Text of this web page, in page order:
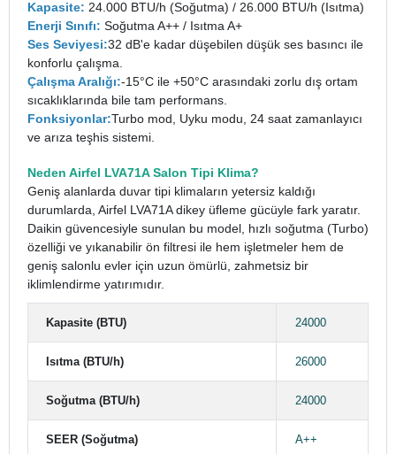
Kapasite: 24.000 BTU/h (Soğutma) / 26.000 BTU/h (Isıtma)
Enerji Sınıfı: Soğutma A++ / Isıtma A+
Ses Seviyesi:32 dB'e kadar düşebilen düşük ses basıncı ile
konforlu çalışma.
Çalışma Aralığı:-15°C ile +50°C arasındaki zorlu dış ortam
sıcaklıklarında bile tam performans.
Fonksiyonlar:Turbo mod, Uyku modu, 24 saat zamanlayıcı
ve arıza teşhis sistemi.
Neden Airfel LVA71A Salon Tipi Klima?
Geniş alanlarda duvar tipi klimaların yetersiz kaldığı
durumlarda, Airfel LVA71A dikey üfleme gücüyle fark yaratır.
Daikin güvencesiyle sunulan bu model, hızlı soğutma (Turbo)
özelliği ve yıkanabilir ön filtresi ile hem işletmeler hem de
geniş salonlu evler için uzun ömürlü, zahmetsiz bir
iklimlendirme yatırımıdır.
Kapasite (BTU) 24000
Isıtma (BTU/h) 26000
Soğutma (BTU/h) 24000
SEER (Soğutma) A++